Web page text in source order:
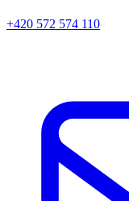
+420 572 574 110